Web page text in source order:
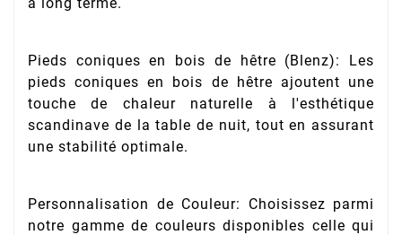
Pieds coniques en bois de hêtre (Blenz): Les
pieds coniques en bois de hêtre ajoutent une
touche de chaleur naturelle à l'esthétique
scandinave de la table de nuit, tout en assurant
une stabilité optimale.
Personnalisation de Couleur: Choisissez parmi
notre gamme de couleurs disponibles celle qui